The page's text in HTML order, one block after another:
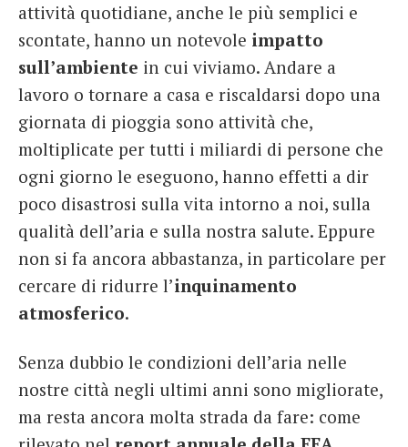
attività quotidiane, anche le più semplici e
scontate, hanno un notevole impatto
sull’ambiente in cui viviamo. Andare a
lavoro o tornare a casa e riscaldarsi dopo una
giornata di pioggia sono attività che,
moltiplicate per tutti i miliardi di persone che
ogni giorno le eseguono, hanno effetti a dir
poco disastrosi sulla vita intorno a noi, sulla
qualità dell’aria e sulla nostra salute. Eppure
non si fa ancora abbastanza, in particolare per
cercare di ridurre l’inquinamento
atmosferico.
Senza dubbio le condizioni dell’aria nelle
nostre città negli ultimi anni sono migliorate,
ma resta ancora molta strada da fare: come